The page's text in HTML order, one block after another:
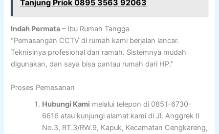
Tanjung Priok 0895 3563 92063
Indah Permata – Ibu Rumah Tangga
“Pemasangan CCTV di rumah kami berjalan lancar.
Teknisinya profesional dan ramah. Sistemnya mudah
digunakan, dan saya bisa pantau rumah dari HP.”
Proses Pemesanan
Hubungi Kami melalui telepon di 0851-6730-
6616 atau kunjungi alamat kami di Jl. Anggrek II
No.3, RT.3/RW.9, Kapuk, Kecamatan Cengkareng,